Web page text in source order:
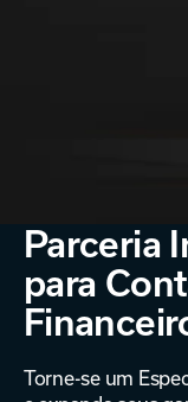
Parceria
para
Torne-se um